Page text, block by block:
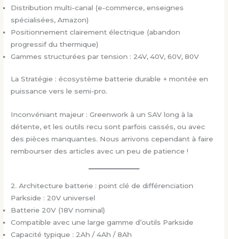
Distribution multi-canal (e-commerce, enseignes
spécialisées, Amazon)
Positionnement clairement électrique (abandon
progressif du thermique)
Gammes structurées par tension : 24V, 40V, 60V, 80V
La Stratégie : écosystème batterie durable + montée en
puissance vers le semi-pro.
Inconvéniant majeur : Greenwork à un SAV long à la
détente, et les outils recu sont parfois cassés, ou avec
des pièces manquantes. Nous arrivons cependant à faire
rembourser des articles avec un peu de patience !
2. Architecture batterie : point clé de différenciation
Parkside : 20V universel
Batterie 20V (18V nominal)
Compatible avec une large gamme d’outils Parkside
Capacité typique : 2Ah / 4Ah / 8Ah